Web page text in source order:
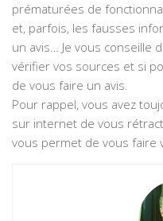
prématurées de
et, parfois, les fausses
un avis… Je vous conseille
vérifier vos sources et si
de vous faire un avis.
Pour rappel, vous avez
sur internet de vous
vous permet de vous faire